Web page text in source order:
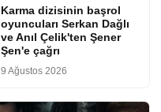
Karma dizisinin başrol
oyuncuları Serkan Dağlı
ve Anıl Çelik'ten Şener
Şen'e çağrı
9 Ağustos 2026